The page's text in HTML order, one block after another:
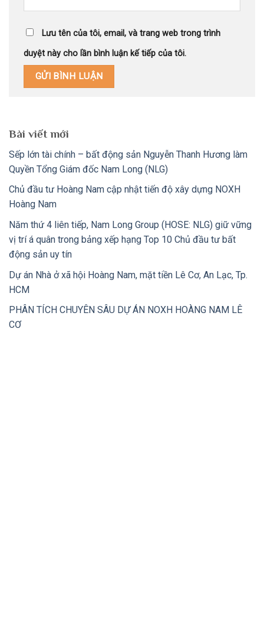
Lưu tên của tôi, email, và trang web trong trình
duyệt này cho lần bình luận kế tiếp của tôi.
Bài viết mới
Sếp lớn tài chính – bất động sản Nguyễn Thanh Hương làm
Quyền Tổng Giám đốc Nam Long (NLG)
Chủ đầu tư Hoàng Nam cập nhật tiến độ xây dựng NOXH
Hoàng Nam
Năm thứ 4 liên tiếp, Nam Long Group (HOSE: NLG) giữ vững
vị trí á quân trong bảng xếp hạng Top 10 Chủ đầu tư bất
động sản uy tín
Dự án Nhà ở xã hội Hoàng Nam, mặt tiền Lê Cơ, An Lạc, Tp.
HCM
PHÂN TÍCH CHUYÊN SÂU DỰ ÁN NOXH HOÀNG NAM LÊ
CƠ